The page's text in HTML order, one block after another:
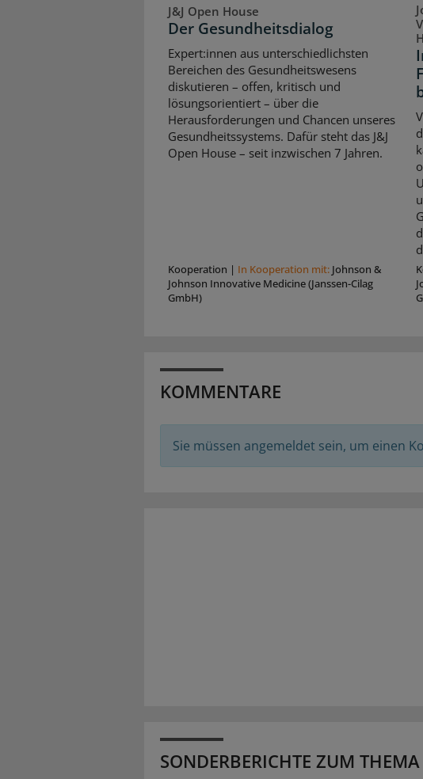
J&J Open House
Der Gesundheitsdialog
Expert:innen aus unterschiedlichsten
Bereichen des Gesundheitswesens
diskutieren – offen, kritisch und
lösungsorientiert – über die
Herausforderungen und Chancen unseres
Gesundheitssystems. Dafür steht das J&J
Open House – seit inzwischen 7 Jahren.
Kooperation | In Kooperation mit: Johnson &
Johnson Innovative Medicine (Janssen-Cilag
GmbH)
KOMMENTARE
Sie müssen angemeldet sein, um einen
SONDERBERICHTE ZUM THEMA